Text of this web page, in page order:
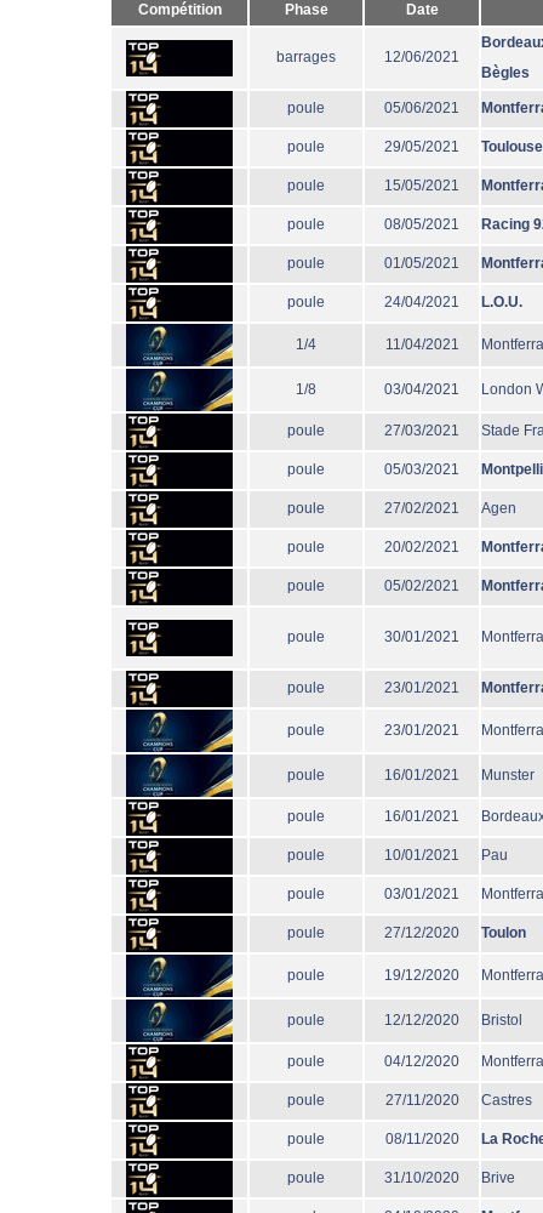
Compétition Phase Date
barrages 12/06/2021
Bègles
poule 05/06/2021
poule 29/05/2021 Toulouse
poule 15/05/2021
poule 08/05/2021 Racing
poule 01/05/2021
poule 24/04/2021 L.O.U.
1/4 11/04/2021
1/8 03/04/2021 London
poule 27/03/2021 Stade
poule 05/03/2021
poule 27/02/2021 Agen
poule 20/02/2021
poule 05/02/2021
poule 30/01/2021
poule 23/01/2021
poule 23/01/2021
poule 16/01/2021 Munster
poule 16/01/2021
poule 10/01/2021 Pau
poule 03/01/2021
poule 27/12/2020 Toulon
poule 19/12/2020
poule 12/12/2020 Bristol
poule 04/12/2020
poule 27/11/2020 Castres
poule 08/11/2020 La
poule 31/10/2020 Brive